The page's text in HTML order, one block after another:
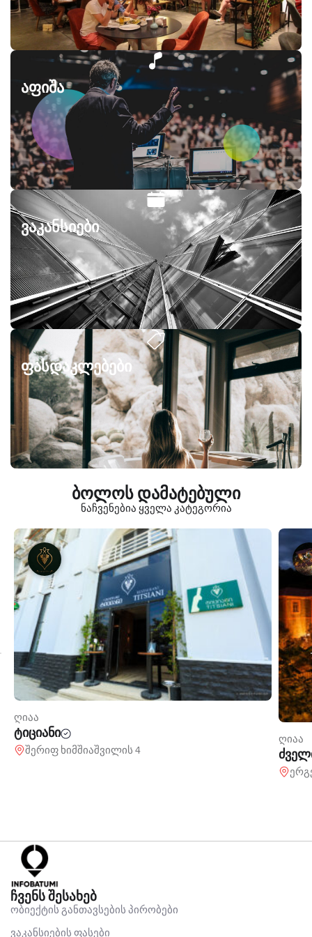
აფიშა
ვაკანსიები
ფასდაკლებები
ბოლოს დამატებული
ნაჩვენებია ყველა კატეგორია
ღიაა
ტიციანი
შერიფ ხიმშიაშვილის 4
ღიაა
ჩვენს შესახებ
ობიექტის განთავსების პირობები
ვაკანსიების ფასები